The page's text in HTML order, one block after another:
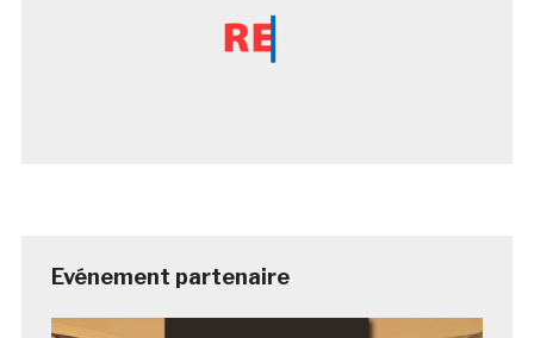
Evénement partenaire